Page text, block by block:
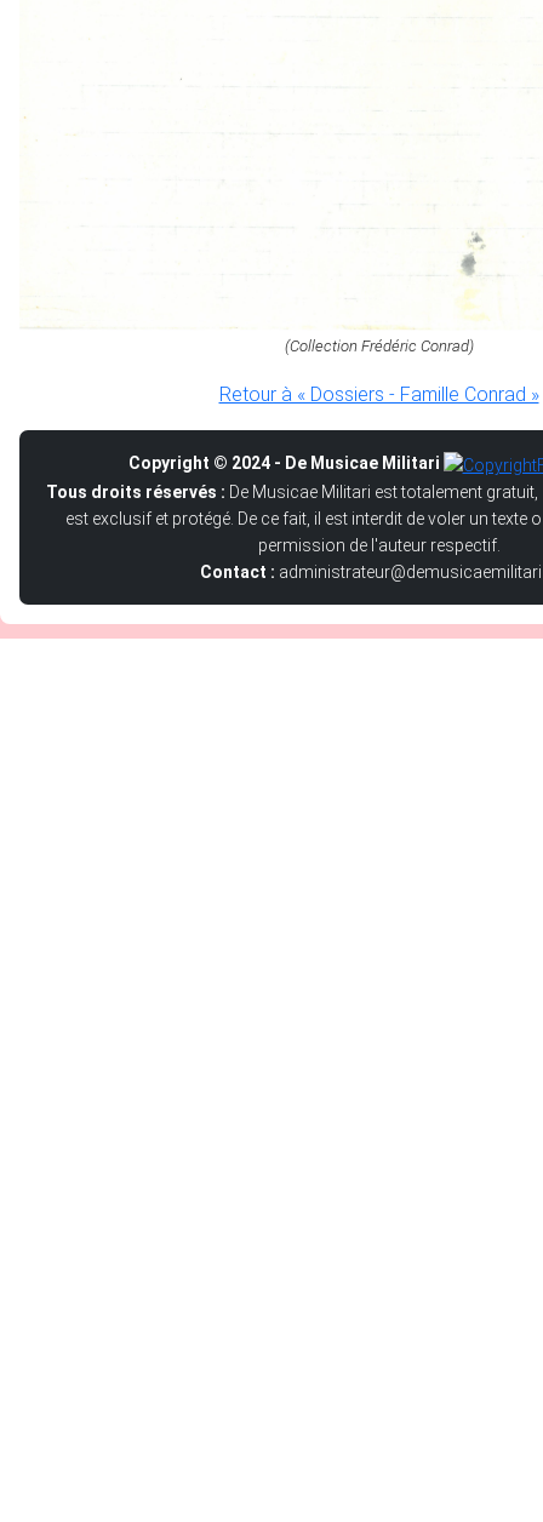
(Collection Frédéric Conrad)
Retour à « Dossiers - Famille Conrad »
Copyright © 2024 - De Musicae Militari
Tous droits réservés : De Musicae Militari est totalement
est exclusif et protégé. De ce fait, il est interdit de voler un texte
permission de l'auteur respectif.
Contact :